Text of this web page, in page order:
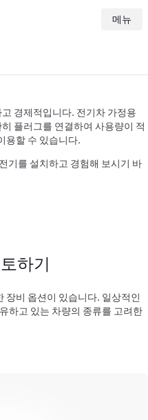
메뉴
경제적입니다. 전기차 가정용
플러그를 연결하여 사용량이 적
용할 수 있습니다.
기를 설치하고 경험해 보시기 바
하기
장비 옵션이 있습니다. 일상적인
하고 있는 차량의 종류를 고려한